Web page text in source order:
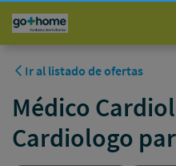
Ir al listado de ofertas
Médico
Cardiologo